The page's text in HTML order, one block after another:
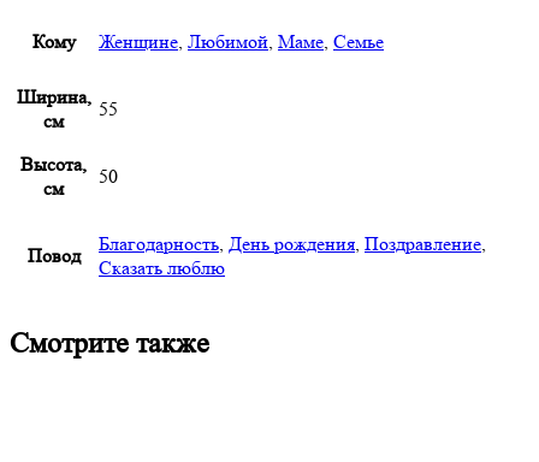
Кому Женщине, Любимой, Маме, Семье
Ширина,
см
55
Высота,
см
50
Повод
Благодарность, День рождения, Поздравление,
Сказать люблю
Смотрите также